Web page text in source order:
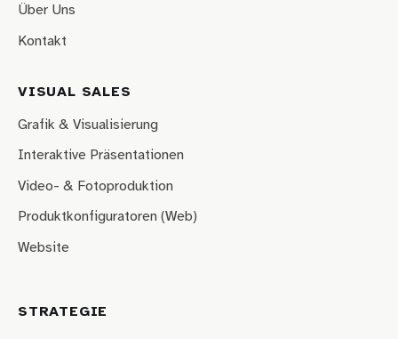
Über Uns
Kontakt
VISUAL SALES
Grafik & Visualisierung
Interaktive Präsentationen
Video- & Fotoproduktion
Produktkonfiguratoren (Web)
Website
STRATEGIE